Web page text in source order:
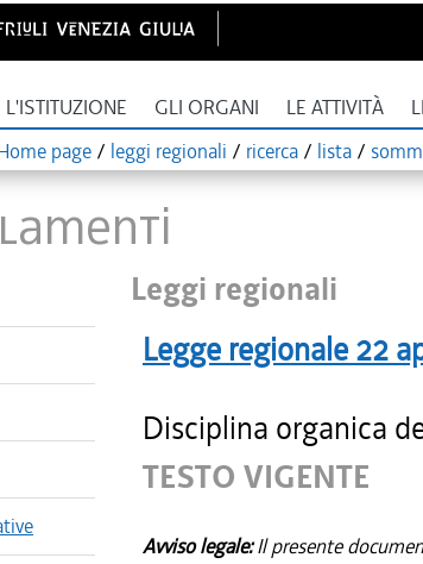
L'ISTITUZIONE GLI ORGANI LE ATTIVITÀ
page / leggi regionali / ricerca / lista /
Leggi regionali
Legge regionale 22
Disciplina organica
TESTO VIGENTE
Avviso legale:Il presente